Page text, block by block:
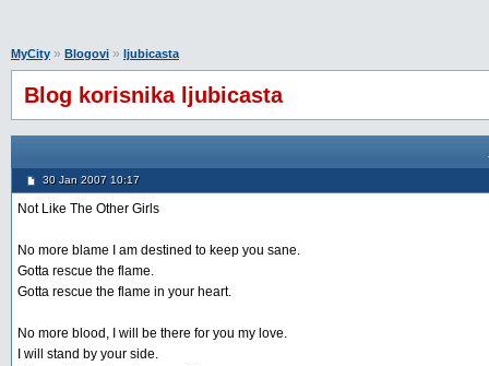
MyCity » Blogovi » ljubicasta
Blog korisnika ljubicasta
30 Jan 2007 10:17
Not Like The Other Girls
No more blame I am destined to keep you sane.
Gotta rescue the flame.
Gotta rescue the flame in your heart.
No more blood, I will be there for you my love.
I will stand by your side.